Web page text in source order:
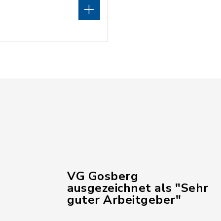
VG Gosberg
ausgezeichnet als "Sehr
guter Arbeitgeber"